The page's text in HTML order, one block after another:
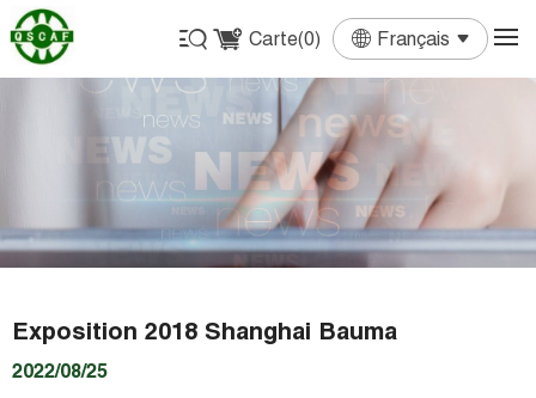
Carte(0) Français
English
Français
Deutsch
Español
Português
Exposition 2018 Shanghai Bauma
2022/08/25